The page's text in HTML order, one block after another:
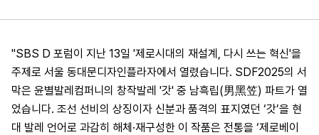
"SBS D 포럼이 지난 13일 '제로시대의 재설계, 다시 쓰는 혁신'을
주제로 서울 동대문디자인플라자에서 열렸습니다. SDF2025의 서
막은 윤별발레컴퍼니의 창작발레 '갓' 중 남흑립(男黑笠) 파트가 열
었습니다. 조선 선비의 상징이자 신분과 품격의 표지였던 ‘갓’을 현
대 발레 언어로 과감히 해체·재구성한 이 작품은 전통을 ‘제로베이